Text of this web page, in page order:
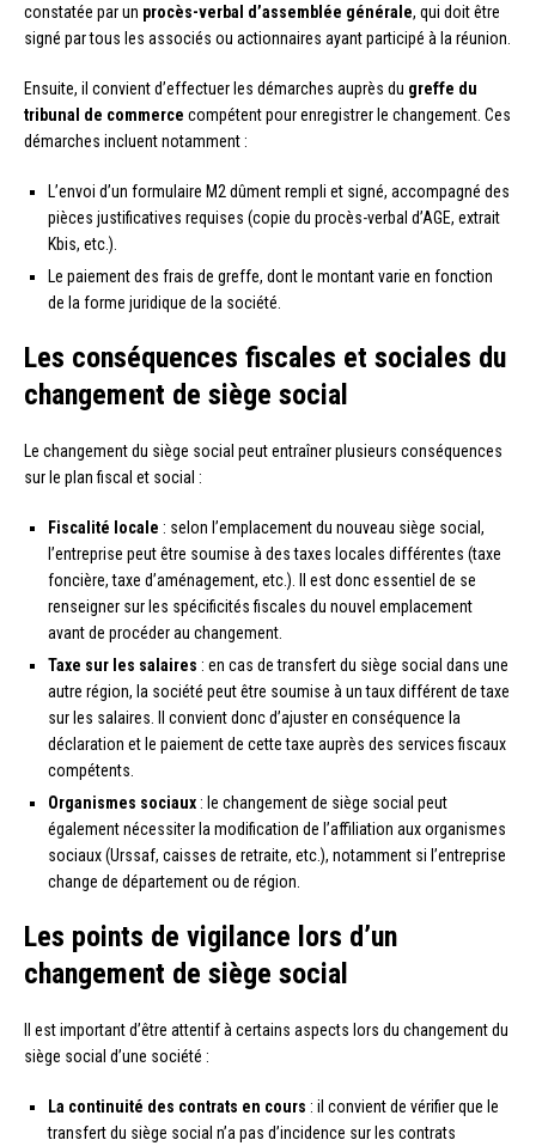
constatée par un procès-verbal d’assemblée générale, qui doit être
signé par tous les associés ou actionnaires ayant participé à la réunion.
Ensuite, il convient d’effectuer les démarches auprès du greffe du
tribunal de commerce compétent pour enregistrer le changement. Ces
démarches incluent notamment :
L’envoi d’un formulaire M2 dûment rempli et signé, accompagné des
pièces justificatives requises (copie du procès-verbal d’AGE, extrait
Kbis, etc.).
Le paiement des frais de greffe, dont le montant varie en fonction
de la forme juridique de la société.
Les conséquences fiscales et sociales du
changement de siège social
Le changement du siège social peut entraîner plusieurs conséquences
sur le plan fiscal et social :
Fiscalité locale : selon l’emplacement du nouveau siège social,
l’entreprise peut être soumise à des taxes locales différentes (taxe
foncière, taxe d’aménagement, etc.). Il est donc essentiel de se
renseigner sur les spécificités fiscales du nouvel emplacement
avant de procéder au changement.
Taxe sur les salaires : en cas de transfert du siège social dans une
autre région, la société peut être soumise à un taux différent de taxe
sur les salaires. Il convient donc d’ajuster en conséquence la
déclaration et le paiement de cette taxe auprès des services fiscaux
compétents.
Organismes sociaux : le changement de siège social peut
également nécessiter la modification de l’affiliation aux organismes
sociaux (Urssaf, caisses de retraite, etc.), notamment si l’entreprise
change de département ou de région.
Les points de vigilance lors d’un
changement de siège social
Il est important d’être attentif à certains aspects lors du changement du
siège social d’une société :
La continuité des contrats en cours : il convient de vérifier que le
transfert du siège social n’a pas d’incidence sur les contrats